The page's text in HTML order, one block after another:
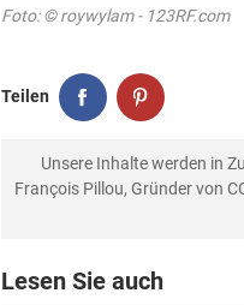
Foto: © roywylam - 123RF.com
Teilen
Unsere Inhalte werden in
François Pillou, Gründer von
Lesen Sie auch